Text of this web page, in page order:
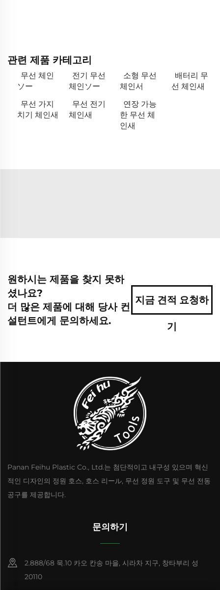
관련 제품 카테고리
무선 체인
ソー
전기 무선
체인ソー
소형 무선
체인서
배터리 무
선 체인새
무선 가지
치기 체인새
무선 전기
체인새
연장 가능
한 무선 체
인새
원하시는 제품을 찾지 못하
셨나요?
더 많은 제품에 대해 당사 컨
설턴트에게 문의하세요.
지금 견적 요청하
기
Panan Feihu Plastic Co., Ltd.는 첨단적이고 내구성 있으며 혁신
적인 디자인의 정원 호스, 호스 리ール, 무선 정원 도구 및 무선 전동
공구를 제공합니다.
문의하기
2.888/68 묵.10 카오 칸송 마을, 시라차 지구, 창타부리 성
20110